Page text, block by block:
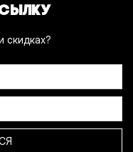
скидках?